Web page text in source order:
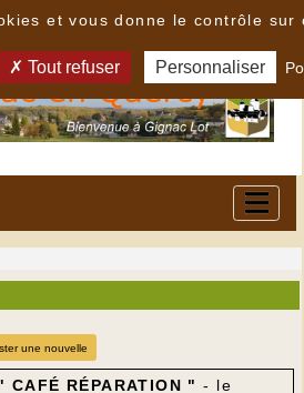
une nouvelle
CAFÉ RÉPARATION " - le
et vous donne le contrôle sur
Tout refuser Personnaliser